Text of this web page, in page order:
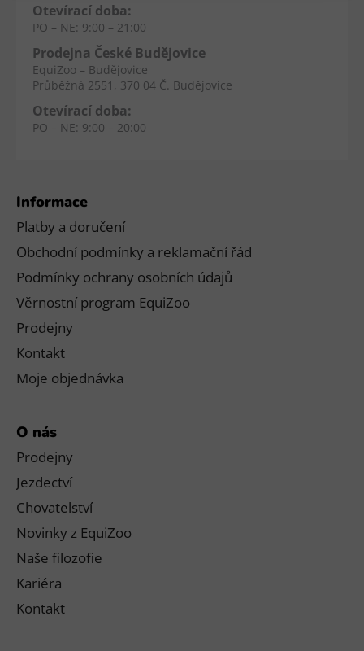
Informace
Platby a doručení
Obchodní podmínky a reklamační řád
Podmínky ochrany osobních údajů
Věrnostní program EquiZoo
Prodejny
Kontakt
Moje objednávka
O nás
Prodejny
Jezdectví
Chovatelství
Novinky z EquiZoo
Naše filozofie
Kariéra
Kontakt
Otevírací doba:
PO – NE: 9:00 – 21:00
Prodejna České Budějovice
EquiZoo – Budějovice
Průběžná 2551, 370 04 Č. Budějovice
Otevírací doba:
PO – NE: 9:00 – 20:00